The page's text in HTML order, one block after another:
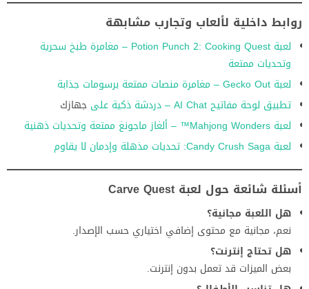
روابط داخلية لألعاب وتجارب مشابهة
لعبة Potion Punch 2: Cooking Quest – مغامرة طبخ سحرية
وتحديات ممتعة
لعبة Gecko Out – مغامرة منصات ممتعة برسومات جذابة
تطبيق لوحة مفاتيح AI Chat – دردشة ذكية على
جهازك
لعبة Mahjong Wonders™ – ألغاز ماجونغ ممتعة وتحديات ذهنية
لعبة Candy Crush Saga: تحديات مذهلة وإدمان لا يقاوم
أسئلة شائعة حول لعبة Carve Quest
هل اللعبة مجانية؟
نعم، مجانية مع محتوى إضافي اختياري حسب الإصدار.
هل تحتاج إنترنت؟
بعض الميزات قد تعمل بدون إنترنت.